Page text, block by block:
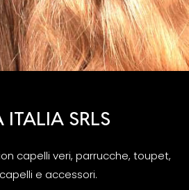
ITALIA SRLS
capelli veri, parrucche, toupet,
e accessori.